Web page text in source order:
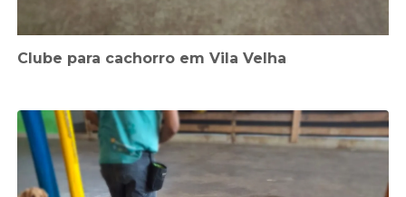
Clube para cachorro em Vila Velha